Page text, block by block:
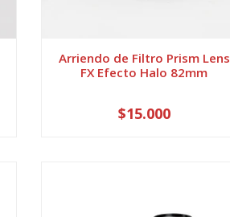
Arriendo de Filtro Prism Lens
FX Efecto Halo 82mm
$15.000